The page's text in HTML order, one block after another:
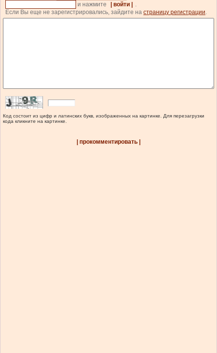
и нажмите
| войти |
.
Если Вы еще не зарегистрировались, зайдите на страницу регистрации.
Код состоит из цифр и латинских букв, изображенных на картинке. Для перезагрузки
кода кликните на картинке.
| прокомментировать |